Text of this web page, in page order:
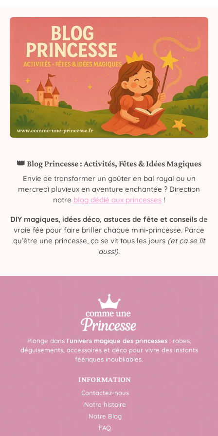
👑 Blog Princesse : Activités, Fêtes & Idées Magiques
Envie de transformer un goûter en bal royal ou un
mercredi pluvieux en aventure enchantée ? Direction
notre blog dédié aux princesses !
DIY magiques, idées déco, astuces de fête et conseils de
vraie fée pour faire briller chaque mini-princesse. Parce
qu’être une princesse, ça se vit tous les jours (et ça se lit
aussi).
Plonge dans l’univers magique des princesses: robes,
déguisements, accessoires et déco pour vivre des instants
féériques inoubliables.
INFORMATION
Contactez-nous
Notre histoire
Notre Blog
FAQ